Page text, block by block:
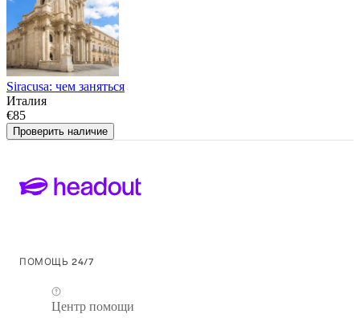
Siracusa: чем заняться
Италия
€85
Проверить наличие
ПОМОЩЬ 24/7
Центр помощи